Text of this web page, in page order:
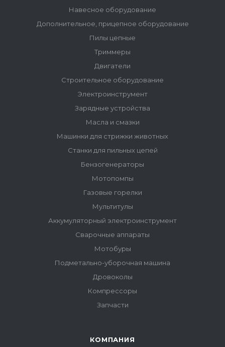
Навесное оборудование
Дополнительное, прицепное оборудование
Пилы цепные
Триммеры
Двигатели
Строительное оборудование
Электроинструмент
Зарядные устройства
Масла и смазки
Машинки для стрижки животных
Станки для пильных цепей
Бензогенераторы
Мотопомпы
Газовые горелки
Мультитулы
Аккумуляторный электроинструмент
Сварочные аппараты
Мотобуры
Подметально-уборочная машина
Дровоколы
Компрессоры
Запчасти
КОМПАНИЯ